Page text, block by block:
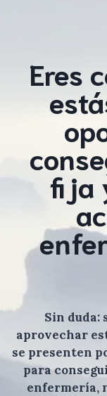
Eres
fija
Sin duda:
aprovechar
se presenten
para
enfermería,